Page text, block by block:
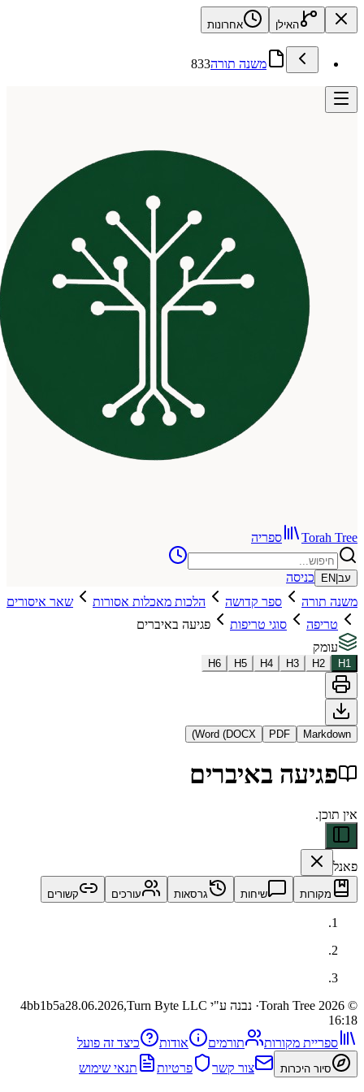
האילן אחרונות
משנה תורה833
ספריה
כניסה
ספר קדושה הלכות מאכלות אסורות
שאר איסורים
סוגי טריפות
פגיעה באיברים
H3
H4
H5
H6
PDF
Word (DOCX)
באיברים
שיחות גרסאות עורכים קשורים
· נבנה ע"י Turn Byte LLC 4bb1b5a28.06.2026,
מקורות תורמים אודות כיצד זה פועל
היכרות צור קשר פרטיות תנאי שימוש